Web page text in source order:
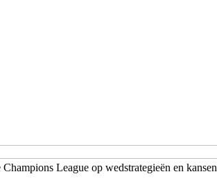
League op wedstrategieën en kansen